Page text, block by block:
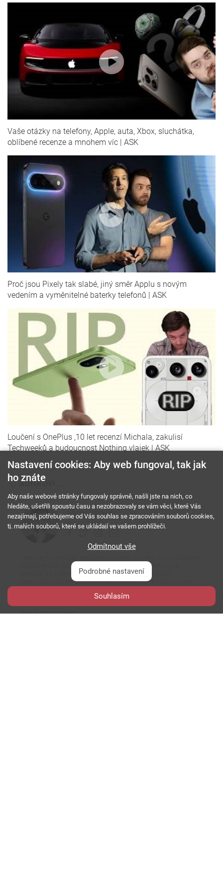
O autorovi...
Michal Šrajer
Hlavní redaktor
Nejvíce se však zajímám především o mobilní telefony, hry a
častokrát se v článcích rád zahledím také do budoucnosti.
Nepohrdnu však ani dobrým filmem či knihou. U telefonů mi není
rozumím asi s tím "zeleným robotem".
Další autorovy články
Vaše otázky na telefony, Apple, auta, Xbox, sluchátka,
oblíbené recenze a mnohem víc | ASK
Proč jsou Pixely tak slabé, jiný směr Applu s novým
vedením a vyměnitelné baterky telefonů | ASK
Loučení s OnePlus ,10 let recenzí Michala, zakulisí
Techweeků a budoucnost Nothing vlajek | ASK
Nastavení cookies: Aby web fungoval, tak jak
ho znáte
Aby naše webové stránky fungovaly správně, našli jste na nich, co
hledáte, ušetřili spoustu času a nezobrazovaly se vám věci, které Vás
nezajímají, potřebujeme od Vás souhlas se zpracováním souborů cookies,
tj. malých souborů, které se ukládají ve vašem prohlížeči.
Odmítnout vše
Podrobné nastavení
Souhlasím